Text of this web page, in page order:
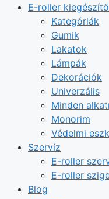
E-roller
Kategóriák
Gumik
Lakatok
Lámpák
Dekorációk
Univerzális
Minden
Monorim
Védelmi
Szervíz
E-roller
E-roller
Blog